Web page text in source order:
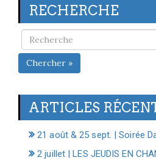
RECHERCHE
Chercher »
ARTICLES
21 août & 25 sept. | Soirée
2 juillet | LES JEUDIS EN